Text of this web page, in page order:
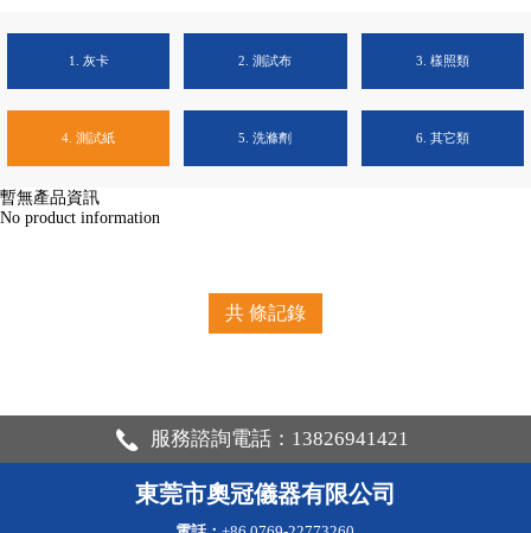
1. 灰卡 2. 測試布 3. 樣照類
4. 測試紙 5. 洗滌劑 6. 其它類
暫無產品資訊
No product information
共 條記錄
服務諮詢電話：13826941421
東莞市奧冠儀器有限公司